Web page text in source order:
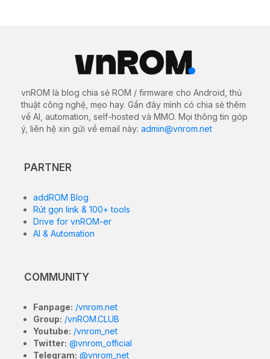
vnROM là blog chia sẻ ROM / firmware cho Android, thủ
thuật công nghệ, mẹo hay. Gần đây mình có chia sẻ thêm
về AI, automation, self-hosted và MMO. Mọi thông tin góp
ý, liên hệ xin gửi về email này: admin@vnrom.net
PARTNER
addROM Blog
Rút gọn link & 100+ tools
Drive for vnROM-er
AI & Automation
COMMUNITY
Fanpage: /vnrom.net
Group: /vnROM.CLUB
Youtube: /vnrom_net
Twitter: @vnrom_official
Telegram: @vnrom_net